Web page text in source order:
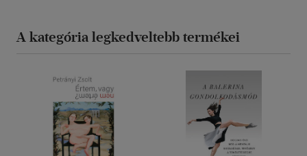
A kategória legkedveltebb termékei